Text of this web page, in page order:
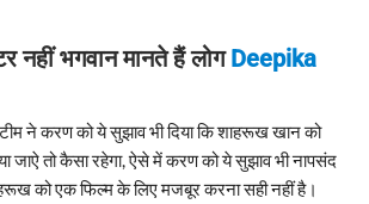
नहीं भगवान मानते हैं लोगDeepika
ने करण को ये सुझाव भी दिया कि शाहरूख खान को
जाऐ तो कैसा रहेगा, ऐसे में करण को ये सुझाव भी नापसंद
को एक फिल्म के लिए मजबूर करना सही नहीं है।